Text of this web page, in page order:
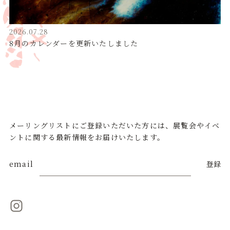
2026.07.28
8月のカレンダーを更新いたしました
メーリングリストにご登録いただいた方には、展覧会やイベ
ントに関する最新情報をお届けいたします。
email 登録